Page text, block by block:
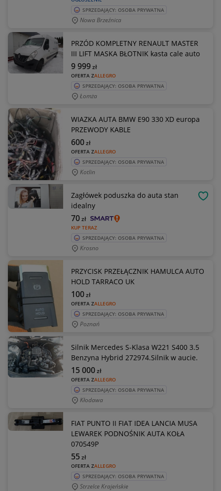
SPRZEDAJĄCY: OSOBA PRYWATNA
Nowa Brzeźnica
PRZÓD KOMPLETNY RENAULT MASTER
III LIFT MASKA BŁOTNIK kasta cale auto
OFERTA ZALLEGRO
9 999zł
SPRZEDAJĄCY: OSOBA PRYWATNA
Łomża
WIAZKA AUTA BMW E90 330 XD europa
PRZEWODY KABLE
OFERTA ZALLEGRO
600zł
SPRZEDAJĄCY: OSOBA PRYWATNA
Kotlin
Zagłówek poduszka do auta stan
idealny
KUP TERAZ
70zł
SPRZEDAJĄCY: OSOBA PRYWATNA
Krosno
PRZYCISK PRZEŁĄCZNIK HAMULCA AUTO
HOLD TARRACO UK
OFERTA ZALLEGRO
100zł
SPRZEDAJĄCY: OSOBA PRYWATNA
Poznań
Silnik Mercedes S-Klasa W221 S400 3.5
Benzyna Hybrid 272974.Silnik w aucie.
OFERTA ZALLEGRO
15 000zł
SPRZEDAJĄCY: OSOBA PRYWATNA
Kłodawa
FIAT PUNTO II FIAT IDEA LANCIA MUSA
LEWAREK PODNOŚNIK AUTA KOŁA
070549P
OFERTA ZALLEGRO
55zł
SPRZEDAJĄCY: OSOBA PRYWATNA
Strzelce Krajeńskie